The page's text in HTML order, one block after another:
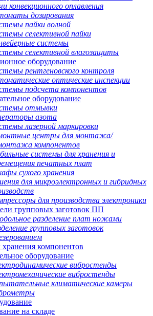
конвекционного оплавления
дозирования
пайки волной
селективной пайки
системы
селективной влагозащиты
оборудование
рентгеновского контроля
оптические инспекции
подсчета компонентов
оборудование
отмывки
азота
лазерной маркировки
центры для монтажа/
компонентов
системы для хранения и
печатных плат
сухого хранения
для микроэлектронных и гибридных
для производства электроники
групповых заготовок ПП
разделение плат ножами
групповых заготовок
компонентов
оборудование
вибростенды
вибростенды
климатические камеры
на складе